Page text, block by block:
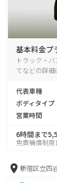
基本料金プ
トラック・
てなどの詳細
代表車種
ボディタイプ
営業時間
6時間まで
免責補償制度
新宿区立四